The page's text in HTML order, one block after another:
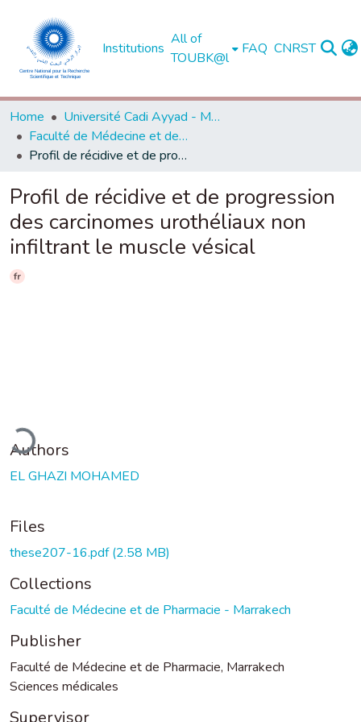
Institutions
All of
TOUBK@l
FAQ CNRST
Home
Université Cadi Ayyad - Marrakech
Faculté de Médecine et de Pharmacie - Marrakech
Profil de récidive et de progression des carcinomes urothéliaux non infiltrant le muscle vésical
Profil de récidive et de progression
des carcinomes urothéliaux non
infiltrant le muscle vésical
fr
Authors
EL GHAZI MOHAMED
Files
these207-16.pdf(2.58 MB)
Collections
Faculté de Médecine et de Pharmacie - Marrakech
Publisher
Faculté de Médecine et de Pharmacie, Marrakech
Sciences médicales
Supervisor